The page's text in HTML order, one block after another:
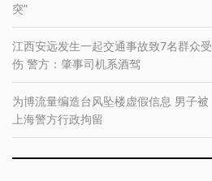
突”
江西安远发生一起交通事故致7名群众受
伤 警方：肇事司机系酒驾
为博流量编造台风坠楼虚假信息 男子被
上海警方行政拘留